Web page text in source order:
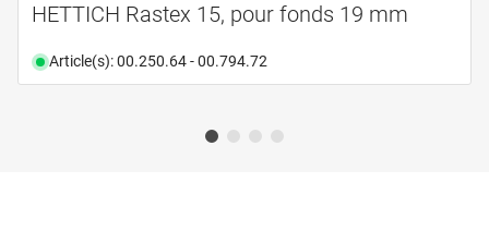
HETTICH Rastex 15, pour fonds 19 mm
Article(s): 00.250.64 - 00.794.72